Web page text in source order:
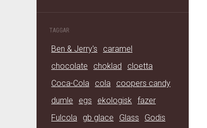
TAGGAR
Ben & Jerry's
caramel
chocolate
choklad
cloetta
Coca-Cola
cola
coopers candy
dumle
egs ekologisk fazer
Fulcola
gb glace Glass
Godis